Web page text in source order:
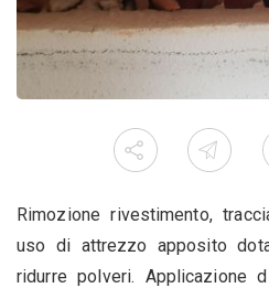
Rimozione rivestimento,
uso di attrezzo apposito
ridurre polveri. Applicazione